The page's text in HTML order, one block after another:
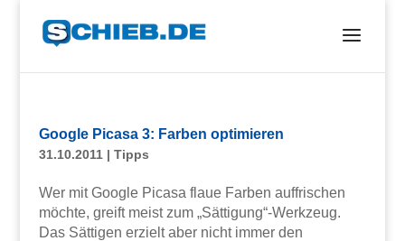
Google Picasa 3: Farben optimieren
31.10.2011| Tipps
Wer mit Google Picasa flaue Farben auffrischen
möchte, greift meist zum „Sättigung“-Werkzeug.
Das Sättigen erzielt aber nicht immer den